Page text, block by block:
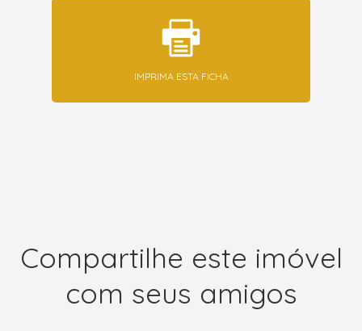
IMPRIMA ESTA FICHA
Compartilhe este imóvel
com seus amigos